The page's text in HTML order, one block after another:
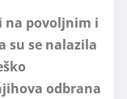
na povoljnim i
su se nalazila
odbrana